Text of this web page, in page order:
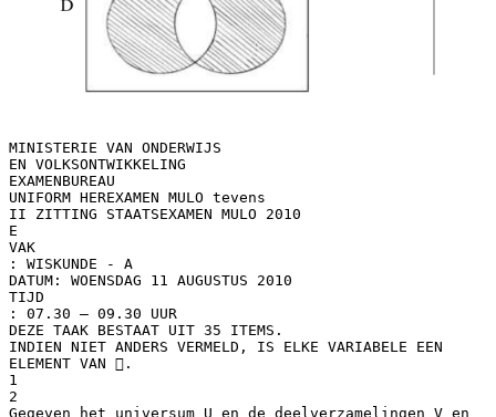
MINISTERIE VAN ONDERWIJS
EN VOLKSONTWIKKELING
EXAMENBUREAU
UNIFORM HEREXAMEN MULO tevens
II ZITTING STAATSEXAMEN MULO 2010
E
VAK
: WISKUNDE - A
DATUM: WOENSDAG 11 AUGUSTUS 2010
TIJD
: 07.30 – 09.30 UUR
DEZE TAAK BESTAAT UIT 35 ITEMS.
INDIEN NIET ANDERS VERMELD, IS ELKE VARIABELE EEN
ELEMENT VAN .
1
2
Gegeven het universum U en de deelverzamelingen V en